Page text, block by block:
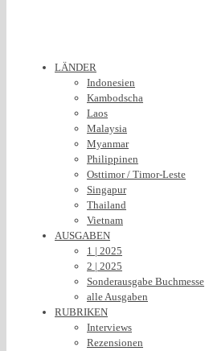
LÄNDER
Indonesien
Kambodscha
Laos
Malaysia
Myanmar
Philippinen
Osttimor / Timor-Leste
Singapur
Thailand
Vietnam
AUSGABEN
1 | 2025
2 | 2025
Sonderausgabe Buchmesse
alle Ausgaben
RUBRIKEN
Interviews
Rezensionen